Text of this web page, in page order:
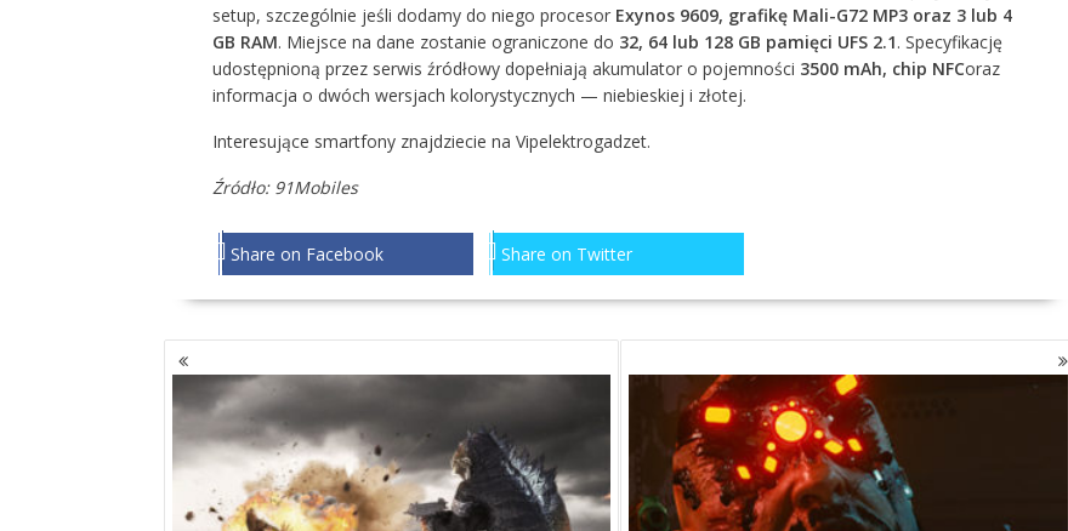
setup, szczególnie jeśli dodamy do niego procesor Exynos 9609, grafikę Mali-G72 MP3 oraz 3 lub 4
GB RAM. Miejsce na dane zostanie ograniczone do 32, 64 lub 128 GB pamięci UFS 2.1. Specyfikację
udostępnioną przez serwis źródłowy dopełniają akumulator o pojemności 3500 mAh, chip NFCoraz
informacja o dwóch wersjach kolorystycznych — niebieskiej i złotej.
Interesujące smartfony znajdziecie na Vipelektrogadzet.
Źródło: 91Mobiles
Share on Facebook Share on Twitter
NAWIGACJA
PO
WPISACH